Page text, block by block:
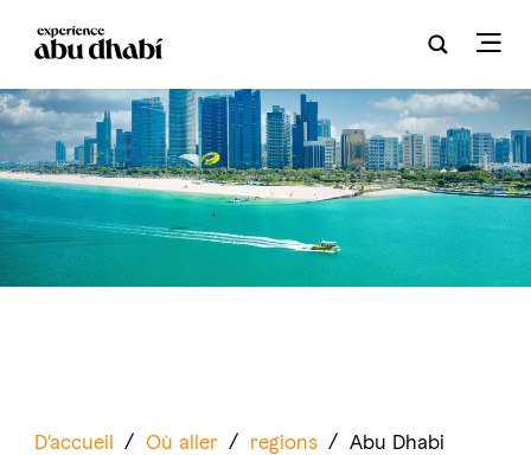
D'accueil / Où aller / regions / Abu Dhabi